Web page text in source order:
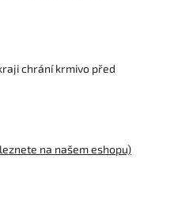
chrání krmivo před
na našem eshopu)